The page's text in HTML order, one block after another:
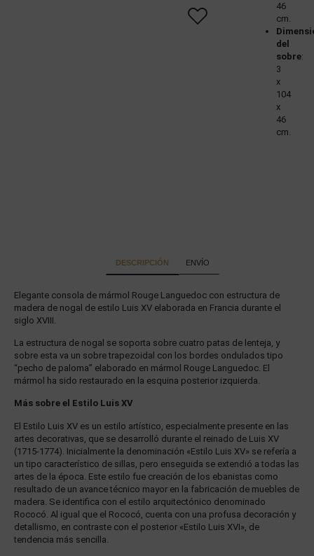
46
cm.
del
sobre:
3
x
104
x
46
cm.
DESCRIPCIÓN ENVÍO
Elegante consola de mármol Rouge Languedoc con estructura de
madera de nogal de estilo Luis XV elaborada en Francia durante el
siglo XVIII.
La estructura de nogal se soporta sobre cuatro patas de lenteja, y
sobre esta va un sobre trapezoidal con los bordes ondulados tipo
“pecho de paloma” elaborado en mármol Rouge Languedoc. El
mármol ha sido restaurado en la esquina posterior izquierda.
Más sobre el Estilo Luis XV
El Estilo Luis XV es un estilo artístico, especialmente presente en las
artes decorativas, que se desarrolló durante el reinado de Luis XV
(1715-1774). Inicialmente la denominación «Estilo Luis XV» se refería a
un tipo característico de sillas, pero enseguida se extendió a todas las
artes de la época. Este estilo fue creación de los ebanistas como
resultado de un avance técnico mayor en la fabricación de muebles de
madera. Se identifica con el estilo arquitectónico denominado
Rococó. Al igual que el Rococó, cuenta con una profusa decoración y
detallismo, en contraste con el posterior «Estilo Luis XVI», de
tendencia más sencilla.